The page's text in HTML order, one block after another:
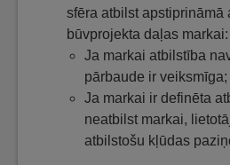
sfēra atbilst apstiprināmā
būvprojekta daļas markai:
Ja markai atbilstība
pārbaude ir veiksmīga;
Ja markai ir definēta
neatbilst markai,
atbilstošu kļūdas